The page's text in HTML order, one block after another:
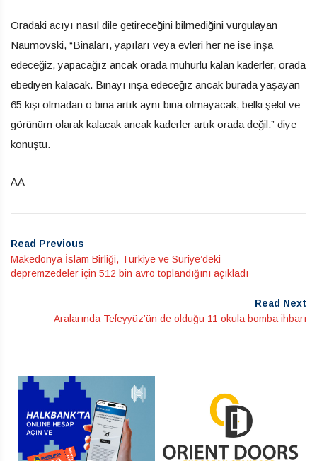
Oradaki acıyı nasıl dile getireceğini bilmediğini vurgulayan
Naumovski, “Binaları, yapıları veya evleri her ne ise inşa
edeceğiz, yapacağız ancak orada mühürlü kalan kaderler, orada
ebediyen kalacak. Binayı inşa edeceğiz ancak burada yaşayan
65 kişi olmadan o bina artık aynı bina olmayacak, belki şekil ve
görünüm olarak kalacak ancak kaderler artık orada değil.” diye
konuştu.
AA
Read Previous
Makedonya İslam Birliği, Türkiye ve Suriye’deki
depremzedeler için 512 bin avro toplandığını açıkladı
Read Next
Aralarında Tefeyyüz’ün de olduğu 11 okula bomba ihbarı